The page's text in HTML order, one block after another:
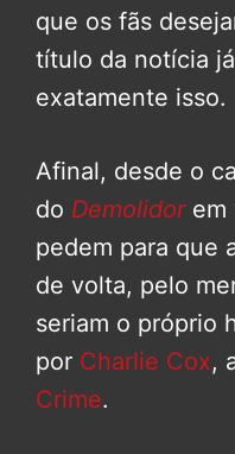
que os fãs
título da notícia
exatamente isso.
Afinal, desde o
do Demolidorem
pedem para que
de volta, pelo
seriam o próprio
por Charlie Cox,
Crime.